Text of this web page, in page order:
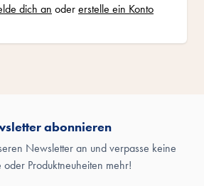
dich an odererstelle ein Konto
abonnieren
Newsletter an und verpasse keine
Produktneuheiten mehr!